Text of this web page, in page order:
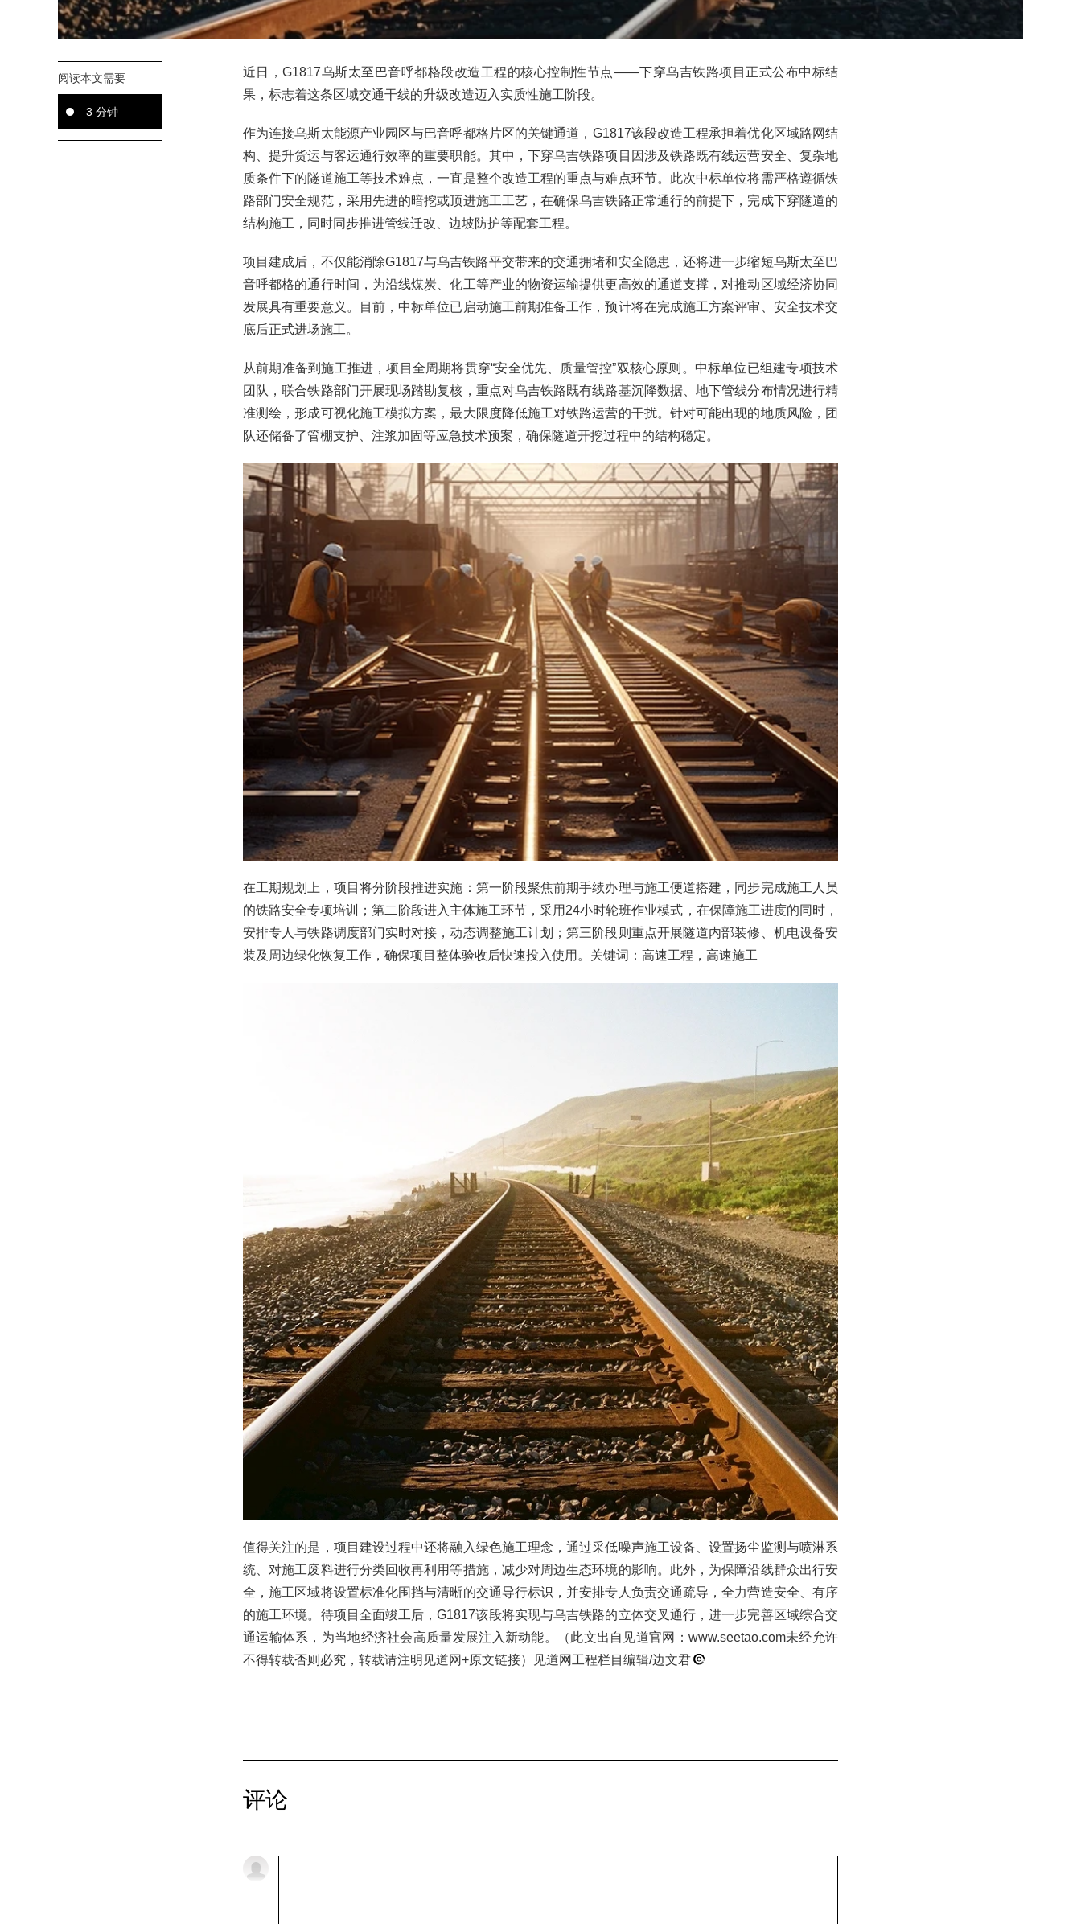
阅读本文需要
3 分钟
近日，G1817乌斯太至巴音呼都格段改造工程的核心控制性节点——下穿乌吉铁路项目正式公布中标结
果，标志着这条区域交通干线的升级改造迈入实质性施工阶段。
作为连接乌斯太能源产业园区与巴音呼都格片区的关键通道，G1817该段改造工程承担着优化区域路网结
构、提升货运与客运通行效率的重要职能。其中，下穿乌吉铁路项目因涉及铁路既有线运营安全、复杂地
质条件下的隧道施工等技术难点，一直是整个改造工程的重点与难点环节。此次中标单位将需严格遵循铁
路部门安全规范，采用先进的暗挖或顶进施工工艺，在确保乌吉铁路正常通行的前提下，完成下穿隧道的
结构施工，同时同步推进管线迁改、边坡防护等配套工程。
项目建成后，不仅能消除G1817与乌吉铁路平交带来的交通拥堵和安全隐患，还将进一步缩短乌斯太至巴
音呼都格的通行时间，为沿线煤炭、化工等产业的物资运输提供更高效的通道支撑，对推动区域经济协同
发展具有重要意义。目前，中标单位已启动施工前期准备工作，预计将在完成施工方案评审、安全技术交
底后正式进场施工。
从前期准备到施工推进，项目全周期将贯穿“安全优先、质量管控”双核心原则。中标单位已组建专项技术
团队，联合铁路部门开展现场踏勘复核，重点对乌吉铁路既有线路基沉降数据、地下管线分布情况进行精
准测绘，形成可视化施工模拟方案，最大限度降低施工对铁路运营的干扰。针对可能出现的地质风险，团
队还储备了管棚支护、注浆加固等应急技术预案，确保隧道开挖过程中的结构稳定。
在工期规划上，项目将分阶段推进实施：第一阶段聚焦前期手续办理与施工便道搭建，同步完成施工人员
的铁路安全专项培训；第二阶段进入主体施工环节，采用24小时轮班作业模式，在保障施工进度的同时，
安排专人与铁路调度部门实时对接，动态调整施工计划；第三阶段则重点开展隧道内部装修、机电设备安
装及周边绿化恢复工作，确保项目整体验收后快速投入使用。关键词：高速工程，高速施工
值得关注的是，项目建设过程中还将融入绿色施工理念，通过采低噪声施工设备、设置扬尘监测与喷淋系
统、对施工废料进行分类回收再利用等措施，减少对周边生态环境的影响。此外，为保障沿线群众出行安
全，施工区域将设置标准化围挡与清晰的交通导行标识，并安排专人负责交通疏导，全力营造安全、有序
的施工环境。待项目全面竣工后，G1817该段将实现与乌吉铁路的立体交叉通行，进一步完善区域综合交
通运输体系，为当地经济社会高质量发展注入新动能。（此文出自见道官网：www.seetao.com未经允许
不得转载否则必究，转载请注明见道网+原文链接）见道网工程栏目编辑/边文君
评论